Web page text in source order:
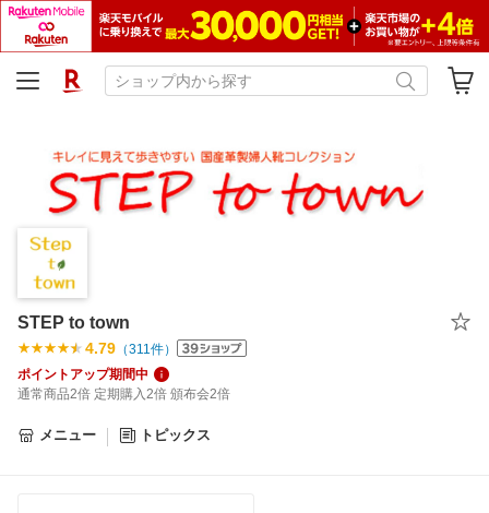
STEP to town
4.79 （311件）
ポイントアップ期間中
通常商品2倍 定期購入2倍 頒布会2倍
メニュー トピックス